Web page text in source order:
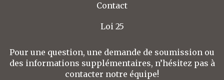
Contact
Loi 25
Pour une question, une demande de soumission ou
des informations supplémentaires, n’hésitez pas à
contacter notre équipe!